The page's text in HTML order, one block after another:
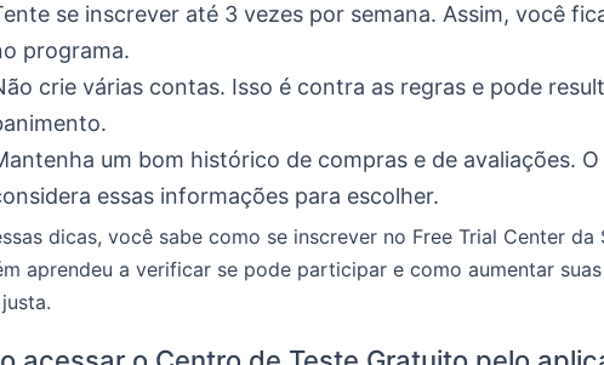
se inscrever até 3 vezes por semana. Assim, você
programa.
crie várias contas. Isso é contra as regras e pode
um bom histórico de compras e de avaliações. O
essas informações para escolher.
dicas, você sabe como se inscrever no Free Trial Center da
aprendeu a verificar se pode participar e como aumentar